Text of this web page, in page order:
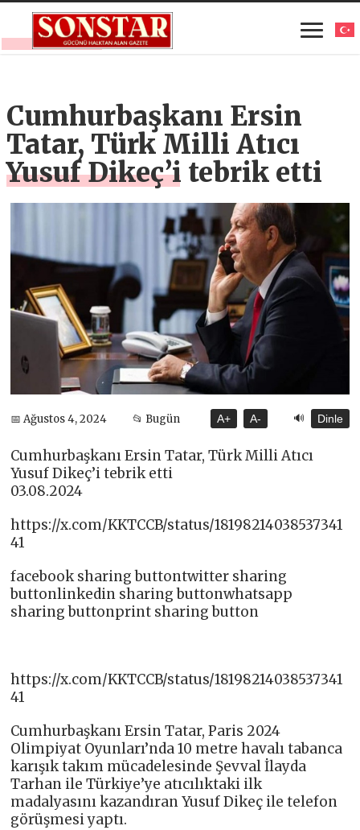
Cumhurbaşkanı Ersin
Tatar, Türk Milli Atıcı
Yusuf Dikeç’i tebrik etti
📅 Ağustos 4, 2024 📂 Bugün A+ A- 🔊 Dinle
Cumhurbaşkanı Ersin Tatar, Türk Milli Atıcı
Yusuf Dikeç’i tebrik etti
03.08.2024
https://x.com/KKTCCB/status/18198214038537341
41
facebook sharing buttontwitter sharing
buttonlinkedin sharing buttonwhatsapp
sharing buttonprint sharing button
https://x.com/KKTCCB/status/18198214038537341
41
Cumhurbaşkanı Ersin Tatar, Paris 2024
Olimpiyat Oyunları’nda 10 metre havalı tabanca
karışık takım mücadelesinde Şevval İlayda
Tarhan ile Türkiye’ye atıcılıktaki ilk
madalyasını kazandıran Yusuf Dikeç ile telefon
görüşmesi yaptı.